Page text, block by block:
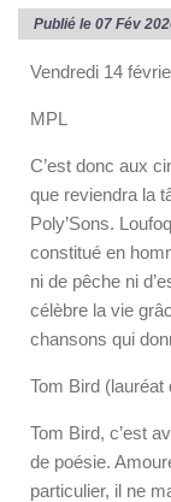
Publié le 07 Fév
Vendredi 14
MPL
C’est donc aux
que reviendra la
Poly’Sons.
constitué en
ni de pêche ni
célèbre la vie
chansons qui
Tom Bird (lauréat
Tom Bird, c’est
de poésie.
particulier, il ne